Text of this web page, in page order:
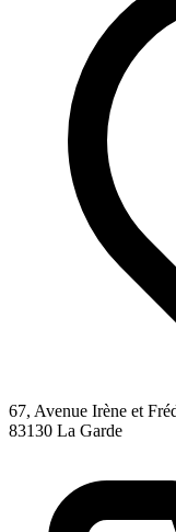
67, Avenue Irène et
83130 La Garde